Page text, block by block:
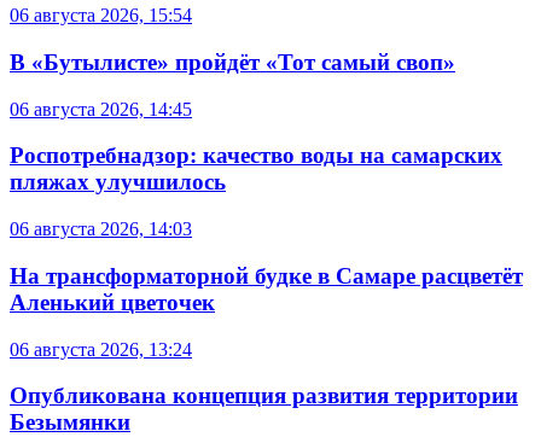
06 августа 2026, 15:54
В «Бутылисте» пройдёт «Тот самый своп»
06 августа 2026, 14:45
Роспотребнадзор: качество воды на самарских
пляжах улучшилось
06 августа 2026, 14:03
На трансформаторной будке в Самаре расцветёт
Аленький цветочек
06 августа 2026, 13:24
Опубликована концепция развития территории
Безымянки